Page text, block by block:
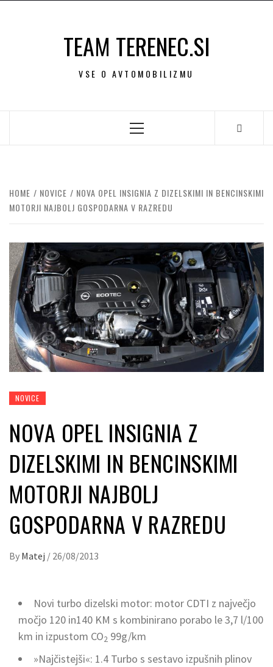
TEAM TERENEC.SI
VSE O AVTOMOBILIZMU
Primary
HOME NOVICE
NOVA OPEL INSIGNIA Z DIZELSKIMI IN BENCINSKIMI
MOTORJI NAJBOLJ GOSPODARNA V RAZREDU
NOVICE
NOVA OPEL INSIGNIA Z
DIZELSKIMI IN BENCINSKIMI
MOTORJI NAJBOLJ
GOSPODARNA V RAZREDU
By Matej / 26/08/2013
Novi turbo dizelski motor: motor CDTI z največjo
močjo 120 in140 KM s kombinirano porabo le 3,7 l/100
km in izpustom CO2 99g/km
»Najčistejši«: 1.4 Turbo s sestavo izpušnih plinov